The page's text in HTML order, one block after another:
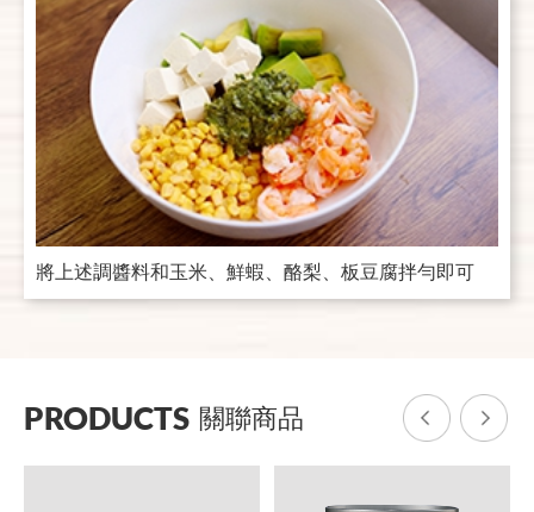
將上述調醬料和玉米、鮮蝦、酪梨、板豆腐拌勻即可
PRODUCTS 關聯商品